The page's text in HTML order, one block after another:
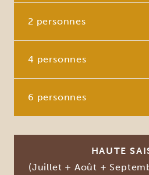
2 personnes
4 personnes
6 personnes
HAUTE
(Juillet + Août +